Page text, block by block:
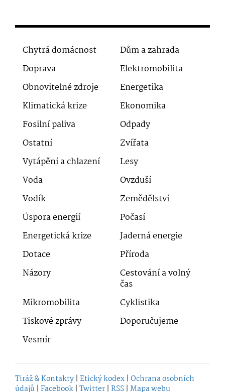
Chytrá domácnost
Dům a zahrada
Doprava
Elektromobilita
Obnovitelné zdroje
Energetika
Klimatická krize
Ekonomika
Fosilní paliva
Odpady
Ostatní
Zvířata
Vytápění a chlazení
Lesy
Voda
Ovzduší
Vodík
Zemědělství
Úspora energií
Počasí
Energetická krize
Jaderná energie
Dotace
Příroda
Názory
Cestování a volný
čas
Mikromobilita
Cyklistika
Tiskové zprávy
Doporučujeme
Vesmír
Tiráž & Kontakty | Etický kodex | Ochrana osobních
údajů | Facebook | Twitter | RSS | Mapa webu